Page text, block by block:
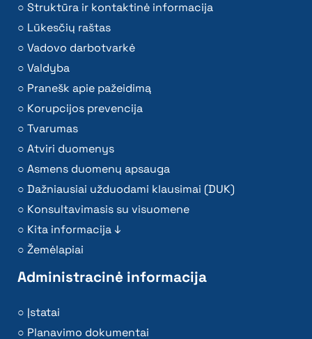
Struktūra ir kontaktinė informacija
Lūkesčių raštas
Vadovo darbotvarkė
Valdyba
Pranešk apie pažeidimą
Korupcijos prevencija
Tvarumas
Atviri duomenys
Asmens duomenų apsauga
Dažniausiai užduodami klausimai (DUK)
Konsultavimasis su visuomene
Kita informacija ↓
Žemėlapiai
Administracinė informacija
Įstatai
Planavimo dokumentai